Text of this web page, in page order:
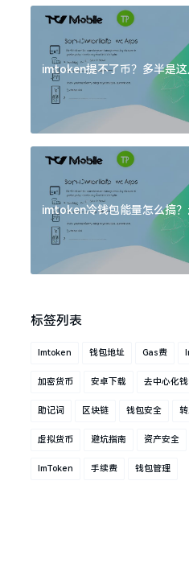
imtoken提不了币？多半是
imtoken冷钱包能量怎么搞
标签列表
Imtoken 钱包地址 Gas费
加密货币 安卓下载 去中心化
助记词 区块链 钱包安全
虚拟货币 避坑指南 资产安全
ImToken 手续费 钱包管理